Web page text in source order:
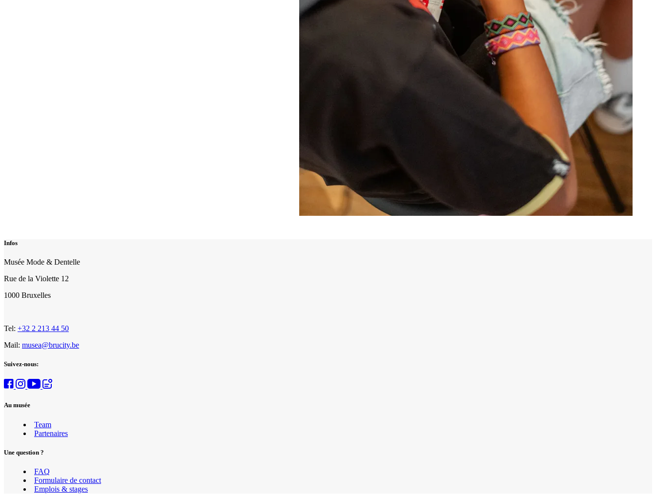
Infos
Musée Mode & Dentelle
Rue de la Violette 12
1000 Bruxelles
Tel: +32 2 213 44 50
Mail: musea@brucity.be
Suivez-nous:
Au musée
Team
Partenaires
Une question ?
FAQ
Formulaire de contact
Emplois & stages